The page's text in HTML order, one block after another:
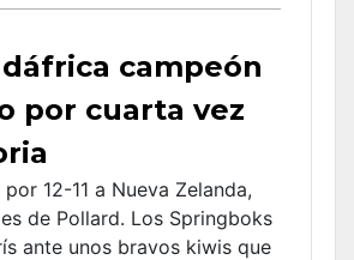
campeón
por cuarta vez
12-11 a Nueva Zelanda,
de Pollard. Los Springboks
ante unos bravos kiwis que